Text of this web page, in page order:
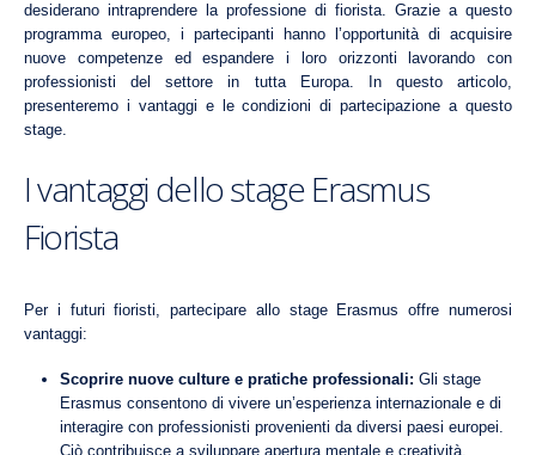
desiderano intraprendere la professione di fiorista. Grazie a questo
programma europeo, i partecipanti hanno l’opportunità di acquisire
nuove competenze ed espandere i loro orizzonti lavorando con
professionisti del settore in tutta Europa. In questo articolo,
presenteremo i vantaggi e le condizioni di partecipazione a questo
stage.
I vantaggi dello stage Erasmus
Fiorista
Per i futuri fioristi, partecipare allo stage Erasmus offre numerosi
vantaggi:
Scoprire nuove culture e pratiche professionali: Gli stage
Erasmus consentono di vivere un’esperienza internazionale e di
interagire con professionisti provenienti da diversi paesi europei.
Ciò contribuisce a sviluppare apertura mentale e creatività.